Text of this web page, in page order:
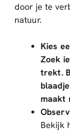
door je te
natuur.
Kies
Zoek
trekt.
maakt
Bekijk